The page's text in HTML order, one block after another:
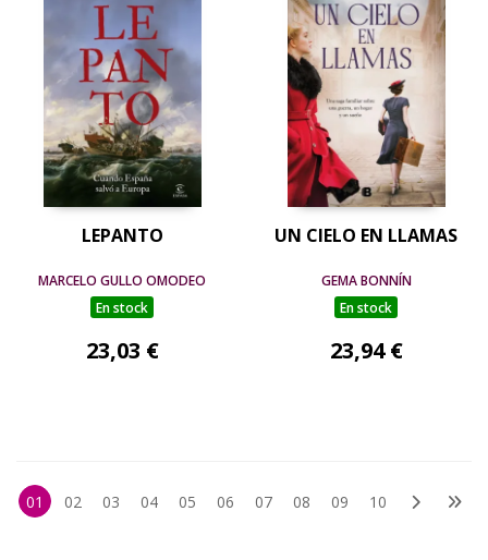
LEPANTO
MARCELO GULLO OMODEO
En stock
23,03 €
UN CIELO EN LLAMAS
GEMA BONNÍN
En stock
23,94 €
01 02 03 04 05 06 07 08 09 10